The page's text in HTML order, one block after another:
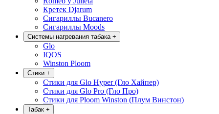
Кретек Djarum
Сигариллы Bucanero
Сигариллы Moods
Системы нагревания табака +
Glo
IQOS
Winston Ploom
Стики +
Стики для Glo Hyper (Гло Хайпер)
Стики для Glo Pro (Гло Про)
Стики для Ploom Winston (Плум Винстон)
Табак +